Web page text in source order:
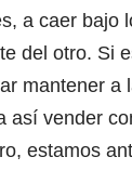
a caer bajo
del otro. Si
mantener a
así vender
estamos